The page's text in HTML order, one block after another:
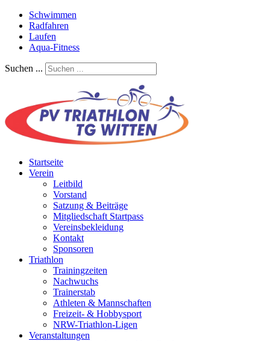
Schwimmen
Radfahren
Laufen
Aqua-Fitness
Suchen ...
Startseite
Verein
Leitbild
Vorstand
Satzung & Beiträge
Mitgliedschaft Startpass
Vereinsbekleidung
Kontakt
Sponsoren
Triathlon
Trainingzeiten
Nachwuchs
Trainerstab
Athleten & Mannschaften
Freizeit- & Hobbysport
NRW-Triathlon-Ligen
Veranstaltungen